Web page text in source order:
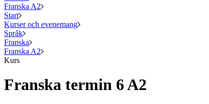
Franska A2
Start
Kurser och evenemang
Språk
Franska
Franska A2
Kurs
Franska termin 6 A2